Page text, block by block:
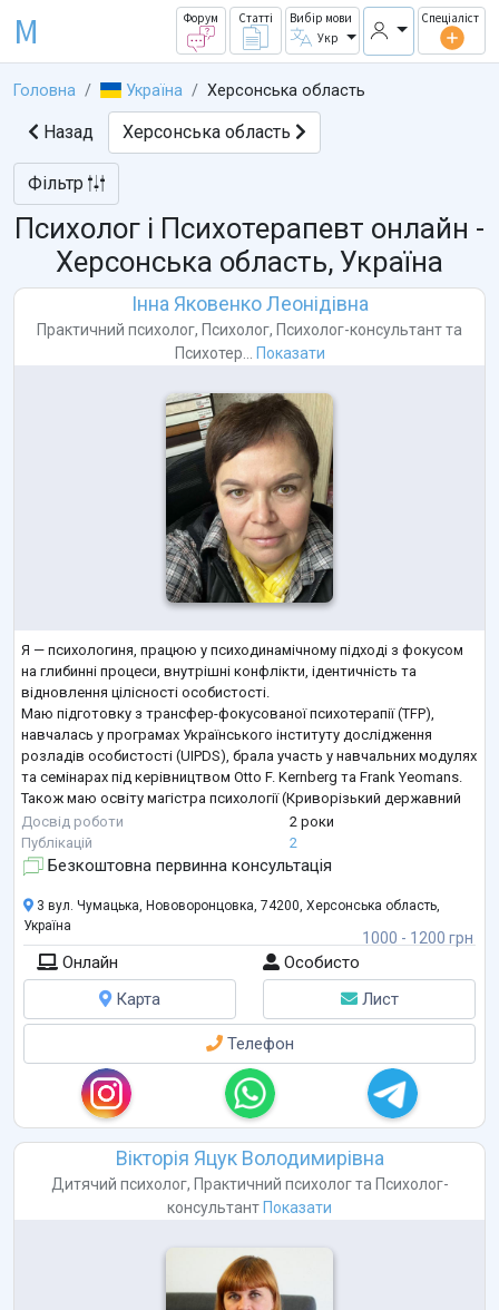
M Форум Статті
Вибір мови
Укр
Спеціаліст
Головна Україна Херсонська область
Назад Херсонська область
Фільтр
Психолог і Психотерапевт онлайн -
Херсонська область, Україна
Інна Яковенко Леонідівна
Практичний психолог, Психолог, Психолог-консультантта
Психотер... Показати
Я — психологиня, працюю у психодинамічному підході з фокусом
на глибинні процеси, внутрішні конфлікти, ідентичність та
відновлення цілісності особистості.
Маю підготовку з трансфер-фокусованої психотерапії (TFP),
навчалась у програмах Українського інституту дослідження
розладів особистості (UIPDS), брала участь у навчальних модулях
та семінарах під керівництвом Otto F. Kernberg та Frank Yeomans.
Також маю освіту магістра психології (Криворізький державний
педагогічний університет) та додаткове навчання в Одеському
навчально-психотерапевтично
Досвід роботи
2 роки
Публікацій
2
Безкоштовна первинна консультація
1000 - 1200 грн
3 вул. Чумацька, Нововоронцовка, 74200, Херсонська область,
Україна
Онлайн
Особисто
Карта
Лист
Телефон
Вікторія Яцук Володимирівна
Дитячий психолог, Практичний психологта Психолог-
консультант Показати